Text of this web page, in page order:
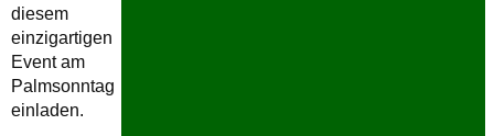
diesem
einzigartigen
Event am
Palmsonntag
einladen.